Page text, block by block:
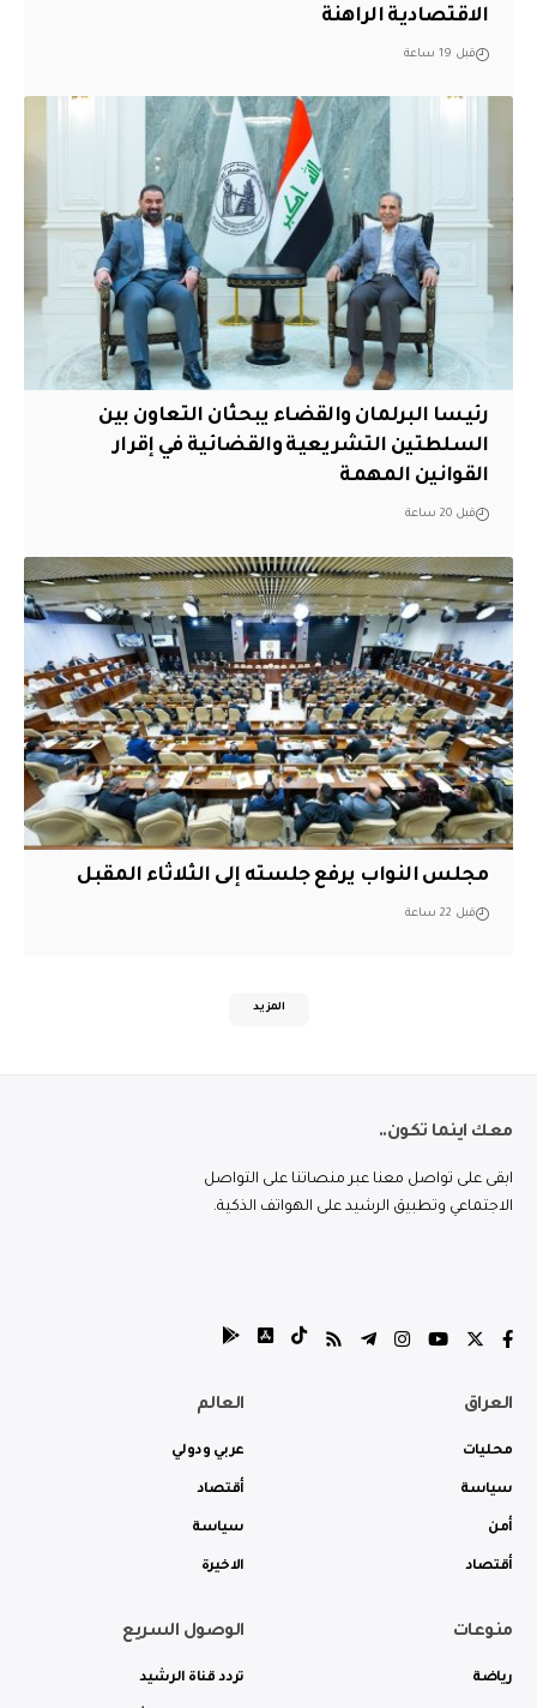
الاقتصادية الراهنة
قبل 19 ساعة
رئيسا البرلمان والقضاء يبحثان التعاون بين
السلطتين التشريعية والقضائية في إقرار
القوانين المهمة
قبل 20 ساعة
مجلس النواب يرفع جلسته إلى الثلاثاء المقبل
قبل 22 ساعة
المزيد
معك اينما تكون..
ابقى على تواصل معنا عبر منصاتنا على التواصل
الاجتماعي وتطبيق الرشيد على الهواتف الذكية.
العراق
محليات
سياسة
أمن
أقتصاد
العالم
عربي ودولي
أقتصاد
سياسة
الاخيرة
منوعات
رياضة
الوصول السريع
تردد قناة الرشيد